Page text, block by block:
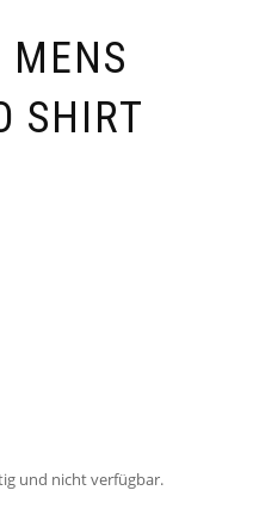
MENS
SHIRT
und nicht verfügbar.